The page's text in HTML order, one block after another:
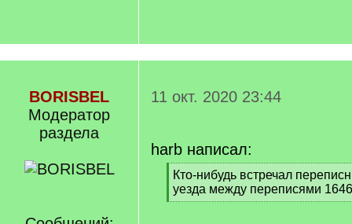
BORISBEL
Модератор
раздела
11 окт. 2020 23:44
harb написал:
[
q
]
Кто-нибудь встречал
уезда между переписями
[